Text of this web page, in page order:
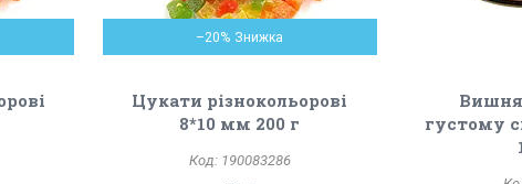
–20%
Цукати різнокольорові
8*10 мм 200 г
190083286
густому